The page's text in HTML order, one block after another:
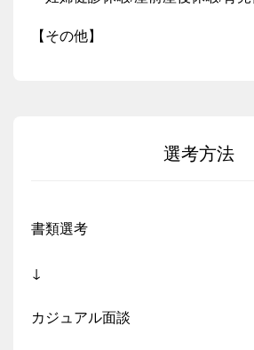
【その他】
選考方法
書類選考
↓
カジュアル面談